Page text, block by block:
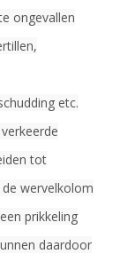
ongevallen
etc.
tot
wervelkolom
prikkeling
daardoor